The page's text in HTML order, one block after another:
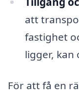
att
fastighet
ligger, kan
För att få en